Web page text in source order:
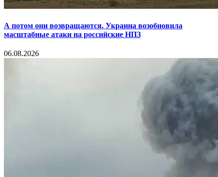
А потом они возвращаются. Украина возобновила
масштабные атаки на российские НПЗ
06.08.2026